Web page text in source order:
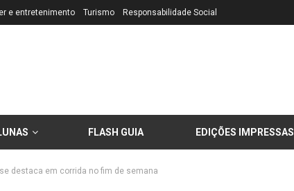
e entretenimento Turismo Responsabilidade Social
FLASH GUIA EDIÇÕES IMPRESSAS
destaca em corrida no fim de semana